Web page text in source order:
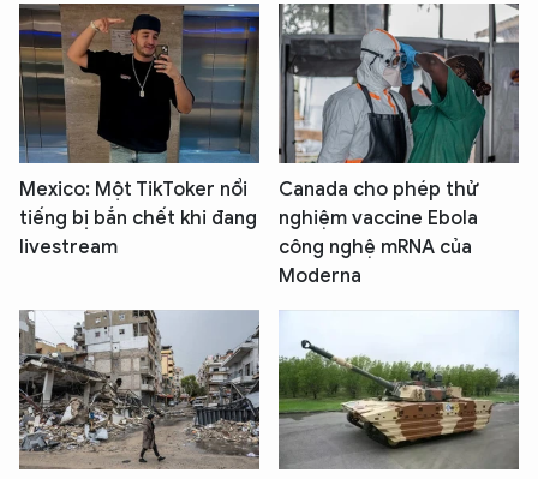
Mexico: Một TikToker nổi
tiếng bị bắn chết khi đang
livestream
Canada cho phép thử
nghiệm vaccine Ebola
công nghệ mRNA của
Moderna